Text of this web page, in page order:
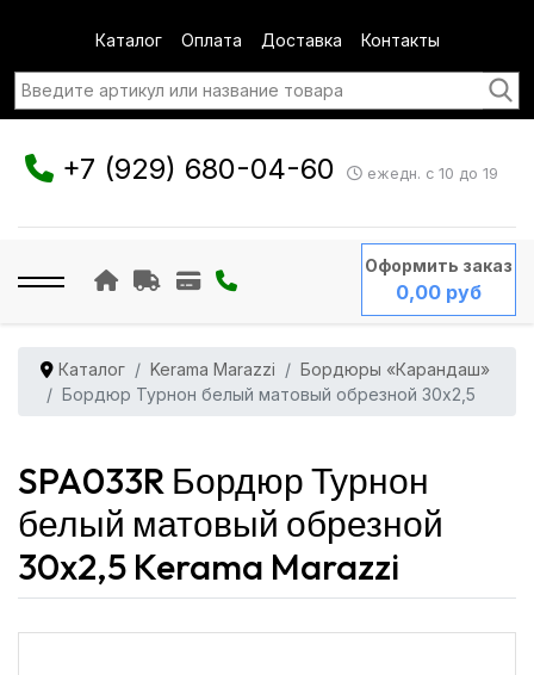
Каталог Оплата Доставка Контакты
+7 (929) 680-04-60 ежедн. с 10 до 19
Оформить заказ
0,00 руб
Каталог Kerama Marazzi
Бордюры «Карандаш»
Бордюр Турнон белый матовый обрезной 30x2,5
SPA033R Бордюр Турнон
белый матовый обрезной
30x2,5 Kerama Marazzi